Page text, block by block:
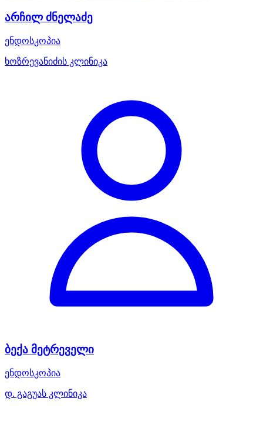
არჩილ ძნელაძე
ენდოსკოპია
ხოზრევანიძის კლინიკა
ბექა მეტრეველი
ენდოსკოპია
დ. გაგუას კლინიკა